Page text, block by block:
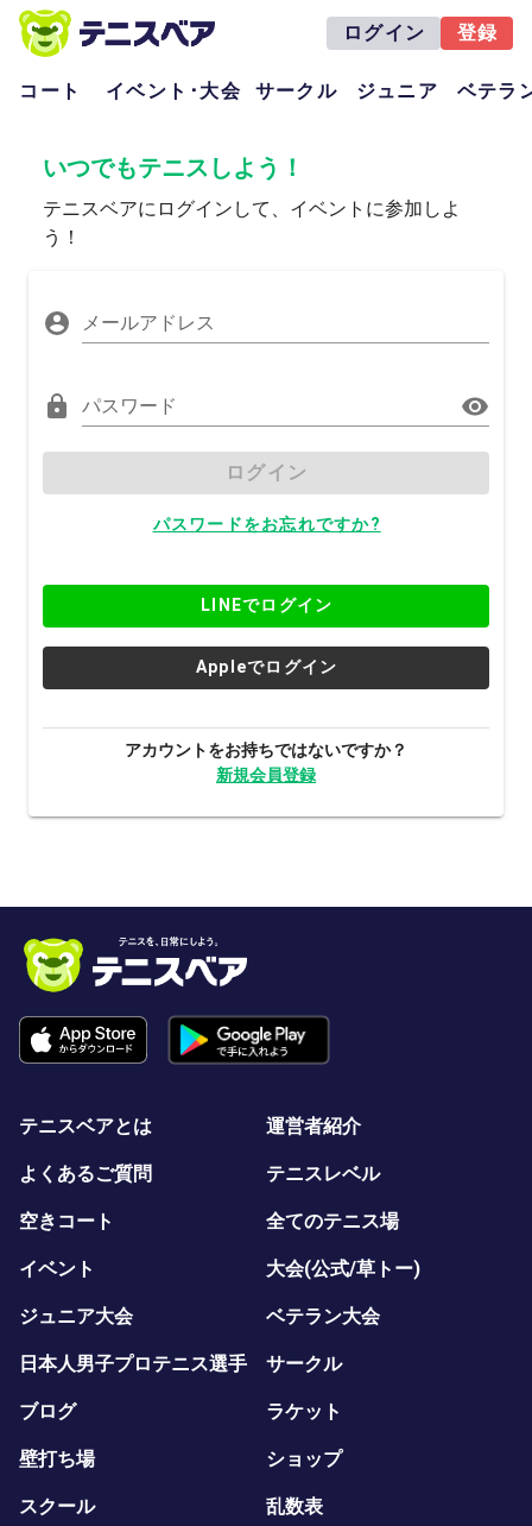
ログイン 登録
コート イベント･大会 サークル ジュニア ベテラ
いつでもテニスしよう！
テニスベアにログインして、イベントに参加しよ
う！
メールアドレス
パスワード
ログイン
パスワードをお忘れですか?
LINEでログイン
Appleでログイン
アカウントをお持ちではないですか？
新規会員登録
テニスベアとは 運営者紹介
よくあるご質問 テニスレベル
空きコート 全てのテニス場
イベント 大会(公式/草トー)
ジュニア大会 ベテラン大会
日本人男子プロテニス選手 サークル
ブログ ラケット
壁打ち場 ショップ
スクール 乱数表